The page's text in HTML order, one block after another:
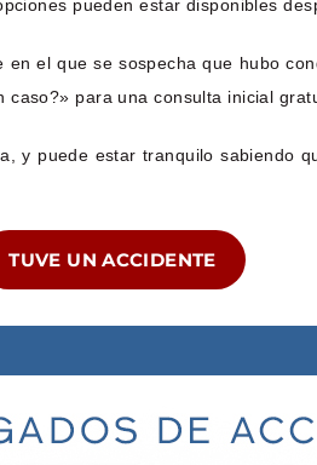
pueden estar disponibles
el que se sospecha que hubo
para una consulta inicial
y puede estar tranquilo sabiendo
TUVE UN ACCIDENTE